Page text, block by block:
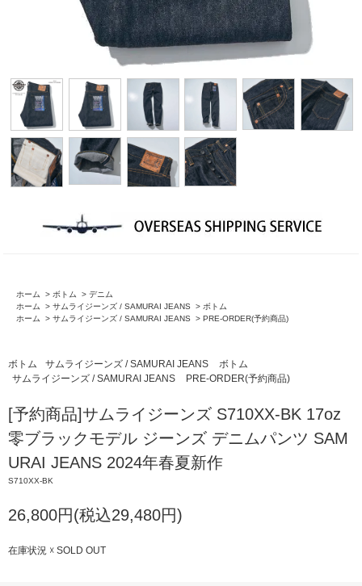
ホーム > ボトム > デニム
ホーム
> サムライジーンズ / SAMURAI JEANS > ボトム
ホーム
> サムライジーンズ / SAMURAI JEANS > PRE-ORDER(予約商品)
ボトム サムライジーンズ / SAMURAI JEANS
ボトム
サムライジーンズ / SAMURAI JEANS
PRE-ORDER(予約商品)
[予約商品]サムライジーンズ S710XX-BK 17oz
零ブラックモデル ジーンズ デニムパンツ SAM
URAI JEANS 2024年春夏新作
S710XX-BK
26,800円(税込29,480円)
在庫状況 ☓ SOLD OUT